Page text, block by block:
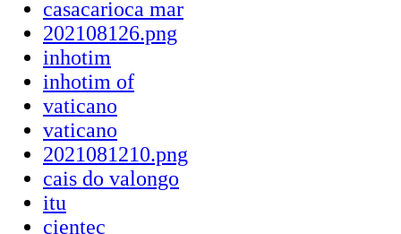
casacarioca mar
202108126.png
inhotim
inhotim of
vaticano
vaticano
2021081210.png
cais do valongo
itu
cientec